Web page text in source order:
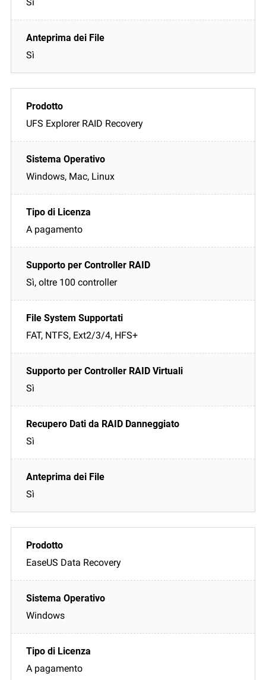
Sì
UFS Explorer RAID Recovery
Windows, Mac, Linux
A pagamento
Sì, oltre 100 controller
FAT, NTFS, Ext2/3/4, HFS+
Sì
Sì
Sì
EaseUS Data Recovery
Windows
A pagamento